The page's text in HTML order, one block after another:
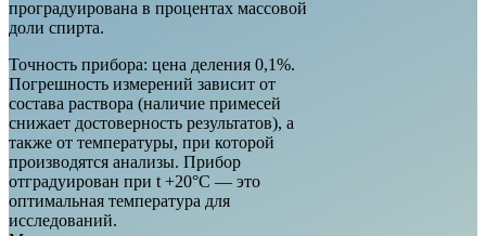
проградуирована в процентах массовой
доли спирта.
Точность прибора: цена деления 0,1%.
Погрешность измерений зависит от
состава раствора (наличие примесей
снижает достоверность результатов), а
также от температуры, при которой
производятся анализы. Прибор
отградуирован при t +20°С — это
оптимальная температура для
исследований.